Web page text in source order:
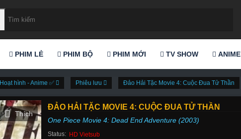
PHIM LẺ PHIM BỘ PHIM MỚI TV SHOW ANIME
Hoạt hình - Anime ✅ Phiêu lưu Đảo Hải Tặc Movie 4: Cuộc Đua Tử Thần
ĐẢO HẢI TẶC MOVIE 4: CUỘC ĐUA TỬ THẦN
One Piece Movie 4: Dead End Adventure (2003)
Status: HD Vietsub